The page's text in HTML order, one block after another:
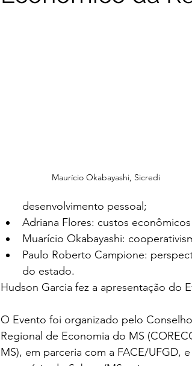
Maurício Okabayashi, Sicredi
desenvolvimento pessoal;
Adriana Flores: custos
Muarício Okabayashi:
Paulo Roberto Campione:
do estado.
Hudson Garcia fez a apresentação do
O Evento foi organizado pelo Conselho
Regional de Economia do MS
MS), em parceria com a FACE/UFGD, e